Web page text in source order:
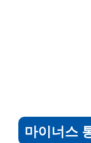
마이너스